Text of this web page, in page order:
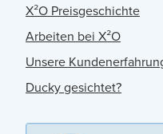
X²O Preisgeschichte
Arbeiten bei X²O
Unsere
Ducky gesichtet?